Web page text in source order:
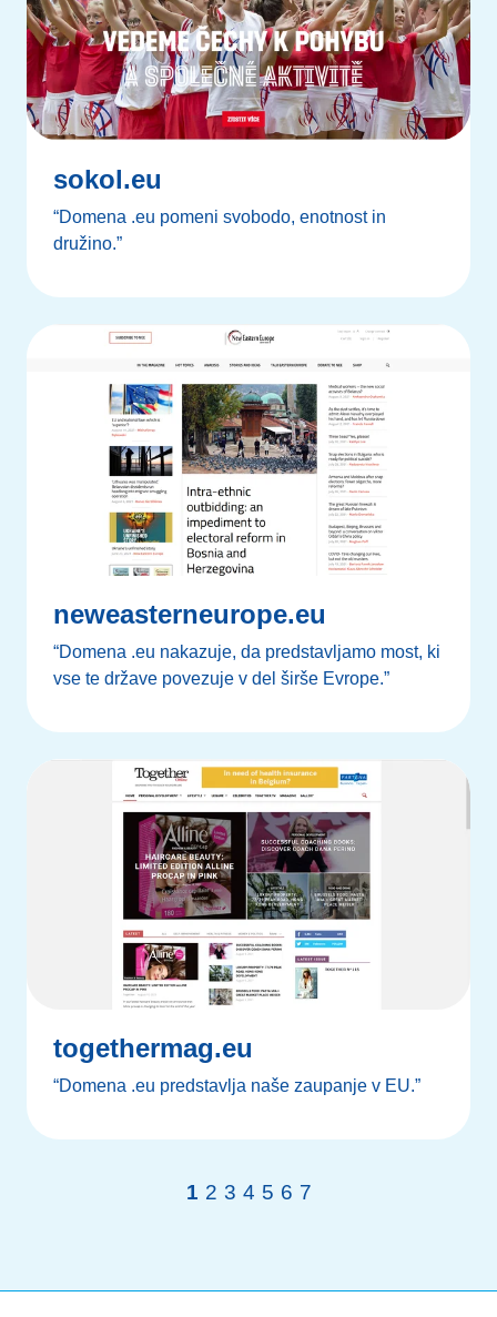
sokol.eu
“Domena .eu pomeni svobodo, enotnost in
družino.”
neweasterneurope.eu
“Domena .eu nakazuje, da predstavljamo most, ki
vse te države povezuje v del širše Evrope.”
togethermag.eu
“Domena .eu predstavlja naše zaupanje v EU.”
1 2 3 4 5 6 7